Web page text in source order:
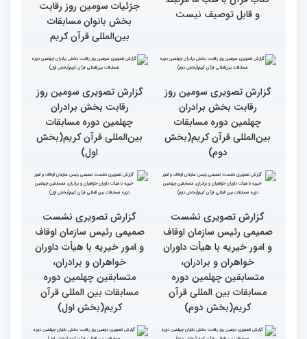
گزارش تصویری حضور
اصحاب رسانه درچهلمین
قران کریم (بخش اول)
قاری نیجریایی: نوجوانان
جهان عمل به قرآن را
سرلوحه امور خود قرار دهند
کتاب قرآن با قلب ما مرتبط
و قابل توصیف نیست
جزئیات سومین روز رقابت
بخش بانوان مسابقات
بین‌المللی قرآن کریم
گزارش تصویری سومین روز
رقابت بخش برادران
چهلمین دوره مسابقات
بین‌المللی قرآن کریم(بخش
دوم)
گزارش تصویری سومین روز
رقابت بخش برادران
چهلمین دوره مسابقات
بین‌المللی قرآن کریم(بخش
اول)
صمیمی رئیس سازمان اوقاف
صمیمی رئیس سازمان اوقاف